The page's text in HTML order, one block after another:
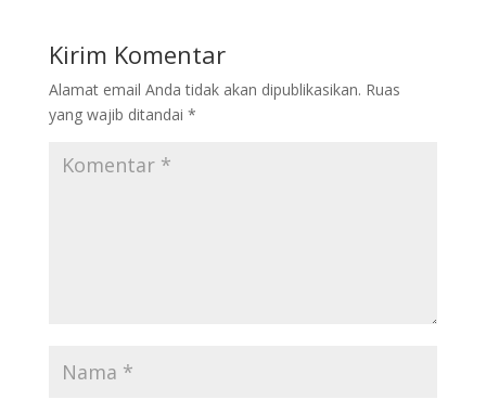
Kirim Komentar
Alamat email Anda tidak akan dipublikasikan. Ruas
yang wajib ditandai *